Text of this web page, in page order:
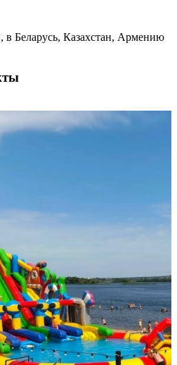
в Беларусь, Казахстан, Армению